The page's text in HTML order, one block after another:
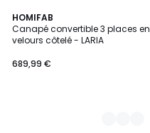
HOMIFAB
Canapé convertible 3 places en
velours côtelé - LARIA
689,99 €
3
Couleurs